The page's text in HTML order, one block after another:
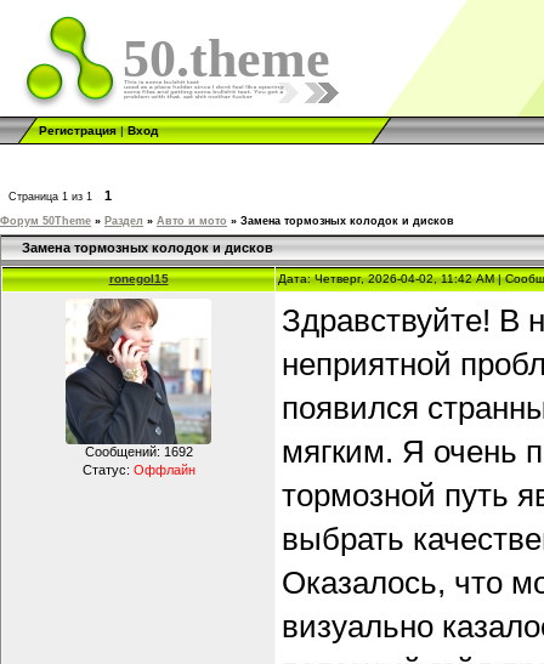
50.theme
Регистрация|Вход
Страница 1 из 1 1
Форум 50Theme » Раздел » Авто и мото » Замена тормозных колодок и дисков
Замена тормозных колодок и дисков
ronegol15 Дата: Четверг, 2026-04-02, 11:42 AM |
Сообщений: 1692
Статус: Оффлайн
Здравствуйте! В
неприятной
появился
мягким. Я очень
тормозной путь
выбрать
Оказалось, что
визуально